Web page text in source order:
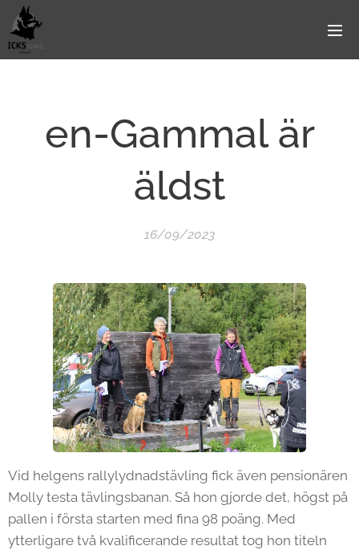
en-Gammal är
äldst
16/09/2023
Vid helgens rallylydnadstävling fick även pensionären
Molly testa tävlingsbanan. Så hon gjorde det, högst på
pallen i första starten med fina 98 poäng. Med
ytterligare två kvalificerande resultat tog hon titeln